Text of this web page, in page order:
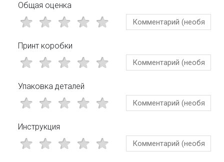
Общая оценка
Принт коробки
Упаковка деталей
Инструкция